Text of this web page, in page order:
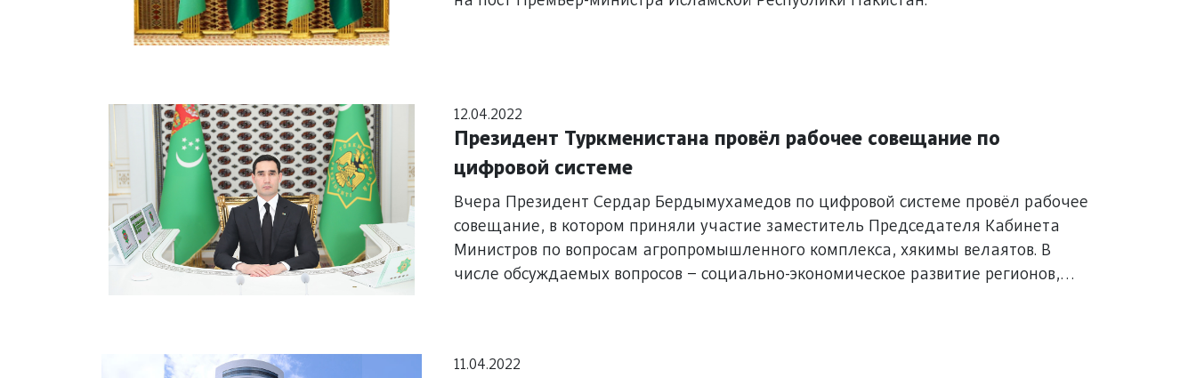
12.04.2022
Президент Туркменистана провёл рабочее совещание по
цифровой системе
Вчера Президент Сердар Бердымухамедов по цифровой системе провёл рабочее
совещание, в котором приняли участие заместитель Председателя Кабинета
Министров по вопросам агропромышленного комплекса, хякимы велаятов. В
числе обсуждаемых вопросов – социально-экономическое развитие регионов,
11.04.2022